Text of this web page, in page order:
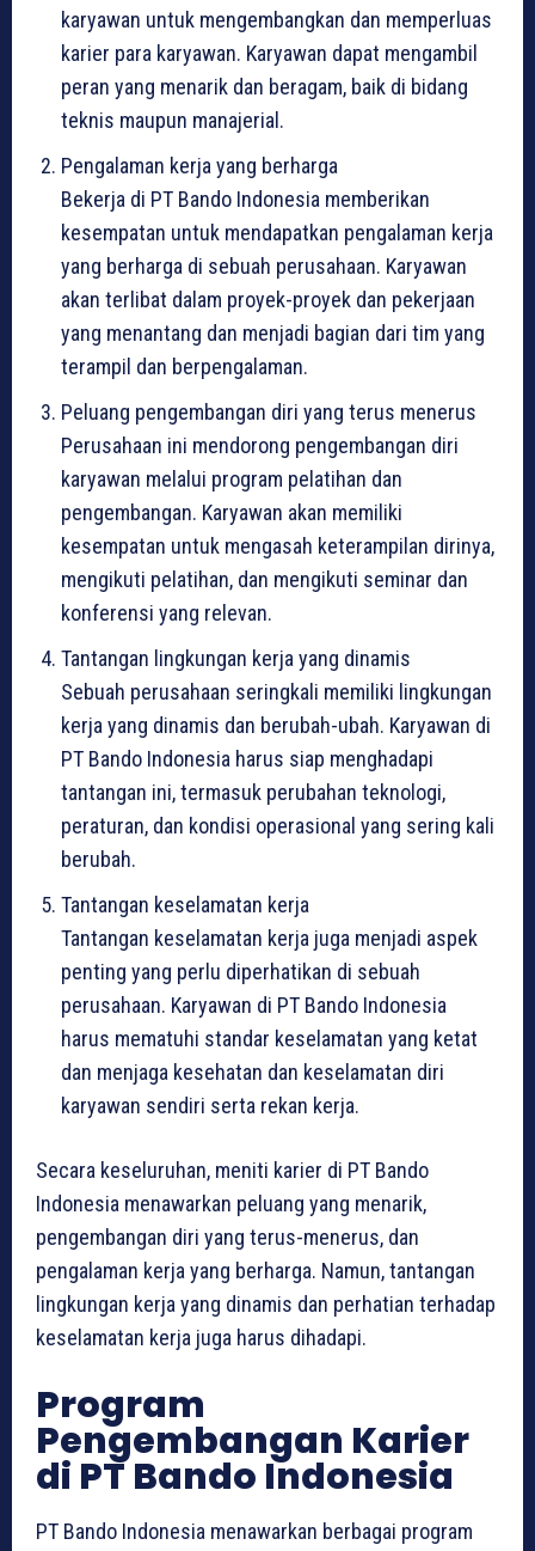
karyawan untuk mengembangkan dan memperluas
karier para karyawan. Karyawan dapat mengambil
peran yang menarik dan beragam, baik di bidang
teknis maupun manajerial.
Pengalaman kerja yang berharga
Bekerja di PT Bando Indonesia memberikan
kesempatan untuk mendapatkan pengalaman kerja
yang berharga di sebuah perusahaan. Karyawan
akan terlibat dalam proyek-proyek dan pekerjaan
yang menantang dan menjadi bagian dari tim yang
terampil dan berpengalaman.
Peluang pengembangan diri yang terus menerus
Perusahaan ini mendorong pengembangan diri
karyawan melalui program pelatihan dan
pengembangan. Karyawan akan memiliki
kesempatan untuk mengasah keterampilan dirinya,
mengikuti pelatihan, dan mengikuti seminar dan
konferensi yang relevan.
Tantangan lingkungan kerja yang dinamis
Sebuah perusahaan seringkali memiliki lingkungan
kerja yang dinamis dan berubah-ubah. Karyawan di
PT Bando Indonesia harus siap menghadapi
tantangan ini, termasuk perubahan teknologi,
peraturan, dan kondisi operasional yang sering kali
berubah.
Tantangan keselamatan kerja
Tantangan keselamatan kerja juga menjadi aspek
penting yang perlu diperhatikan di sebuah
perusahaan. Karyawan di PT Bando Indonesia
harus mematuhi standar keselamatan yang ketat
dan menjaga kesehatan dan keselamatan diri
karyawan sendiri serta rekan kerja.
Secara keseluruhan, meniti karier di PT Bando
Indonesia menawarkan peluang yang menarik,
pengembangan diri yang terus-menerus, dan
pengalaman kerja yang berharga. Namun, tantangan
lingkungan kerja yang dinamis dan perhatian terhadap
keselamatan kerja juga harus dihadapi.
Program
Pengembangan Karier
di PT Bando Indonesia
PT Bando Indonesia menawarkan berbagai program